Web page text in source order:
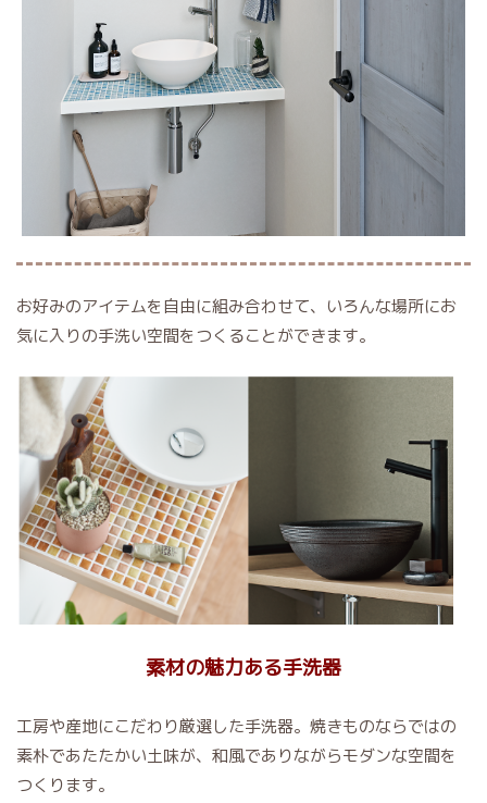
お好みのアイテムを自由に組み合わせて、いろんな場所にお
気に入りの手洗い空間をつくることができます。
素材の魅力ある手洗器
工房や産地にこだわり厳選した手洗器。焼きものならではの
素朴であたたかい土味が、和風でありながらモダンな空間を
つくります。